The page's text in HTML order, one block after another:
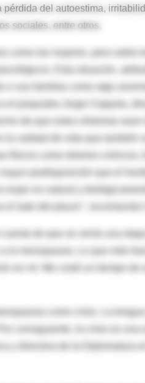
del autoestima,
sociales, entre otros.
como las mujeres, pero sobre
Esta situación,
o sus familias como algo
el psiquiatra Jorge Coppola,
de que estos síntomas sean
físicos como dolores crónicos,
predisposición que el
mujer es natural y
el lado del placer", recomienda
de que se venía una
la menopausia. Lo que más
en mí. Me costó un tiempo de
como crisis. La
consiguiente, la crisis es
y directora de la Diplomatura